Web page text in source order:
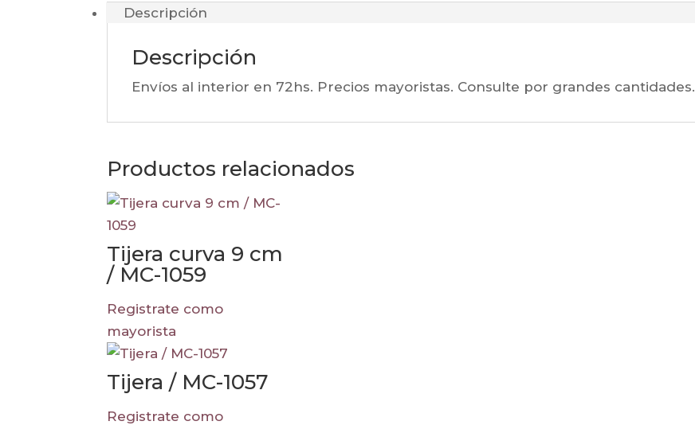
Descripción
Descripción
Envíos al interior en 72hs. Precios mayoristas. Consulte por grandes cantidades.
Productos relacionados
Tijera curva 9 cm
/ MC-1059
Registrate como
mayorista
Tijera / MC-1057
Registrate como